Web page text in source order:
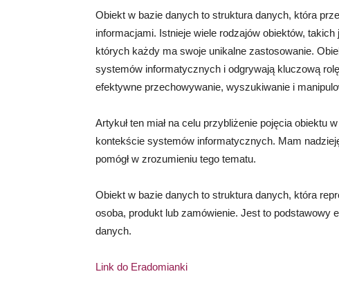
Obiekt w bazie danych to struktura danych, która
informacjami. Istnieje wiele rodzajów obiektów,
których każdy ma swoje unikalne zastosowanie.
systemów informatycznych i odgrywają kluczową
efektywne przechowywanie, wyszukiwanie i
Artykuł ten miał na celu przybliżenie pojęcia obiektu
kontekście systemów informatycznych. Mam
pomógł w zrozumieniu tego tematu.
Obiekt w bazie danych to struktura danych, która
osoba, produkt lub zamówienie. Jest to podstawowy
danych.
Link do Eradomianki